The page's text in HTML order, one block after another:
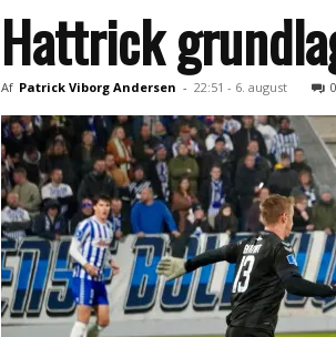
Hattrick
Af Patrick Viborg Andersen - 22:51 - 6. august 0